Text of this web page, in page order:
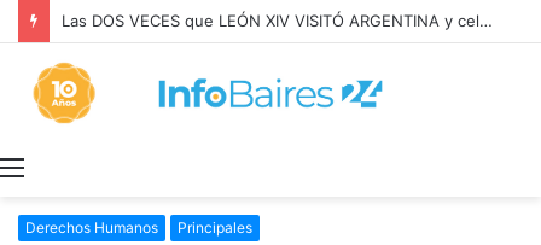
Las DOS VECES que LEÓN XIV VISITÓ ARGENTINA y celebró MISA con BERGOGLIO
Derechos Humanos Principales